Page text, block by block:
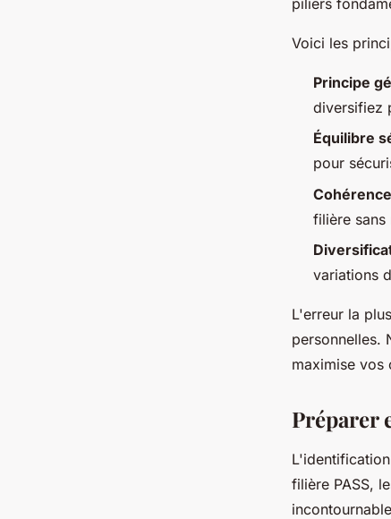
piliers
Voici les
Principe
diversifiez
Équilibre
pour
filière sans
variations
L'erreur la
personnelles.
maximise vos
Préparer
filière PASS,